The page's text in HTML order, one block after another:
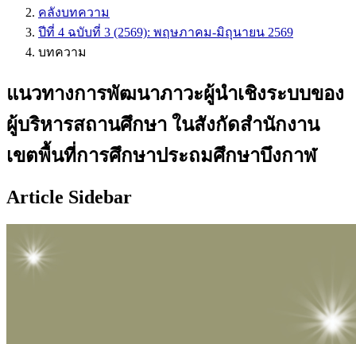
คลังบทความ
ปีที่ 4 ฉบับที่ 3 (2569): พฤษภาคม-มิถุนายน 2569
บทความ
แนวทางการพัฒนาภาวะผู้นำเชิงระบบของ
ผู้บริหารสถานศึกษา ในสังกัดสำนักงาน
เขตพื้นที่การศึกษาประถมศึกษาบึงกาฬ
Article Sidebar